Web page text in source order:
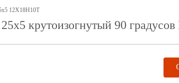
12Х18Н10Т
крутоизогнутый 90